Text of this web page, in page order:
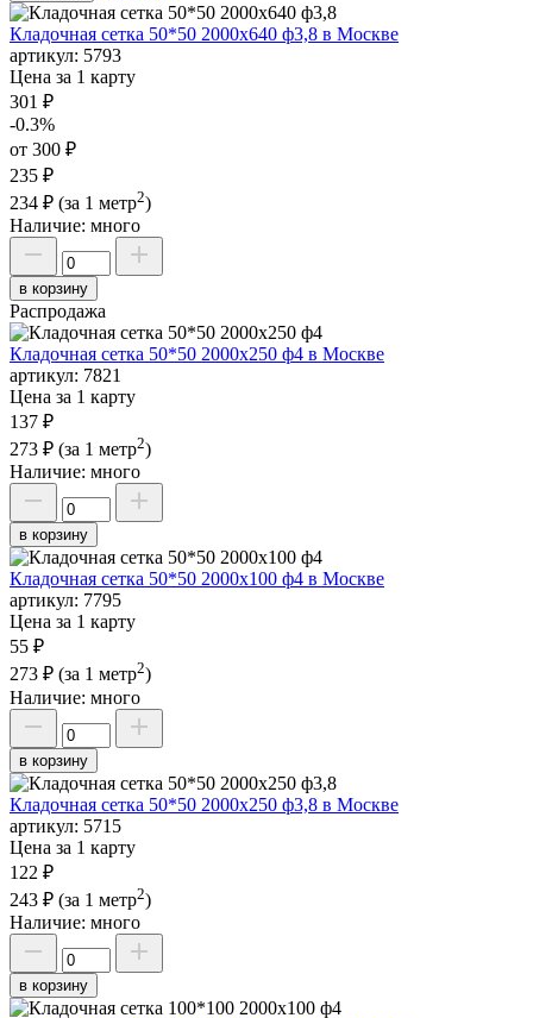
Кладочная сетка 50*50 2000х640 ф3,8 в Москве
артикул: 5793
Цена за 1 карту
301 ₽
-0.3%
от 300 ₽
235 ₽
234 ₽ (за 1 метр2)
Наличие: много
в корзину
Распродажа
Кладочная сетка 50*50 2000х250 ф4 в Москве
артикул: 7821
Цена за 1 карту
137 ₽
273 ₽ (за 1 метр2)
Наличие: много
в корзину
Кладочная сетка 50*50 2000х100 ф4 в Москве
артикул: 7795
Цена за 1 карту
55 ₽
273 ₽ (за 1 метр2)
Наличие: много
в корзину
Кладочная сетка 50*50 2000х250 ф3,8 в Москве
артикул: 5715
Цена за 1 карту
122 ₽
243 ₽ (за 1 метр2)
Наличие: много
в корзину